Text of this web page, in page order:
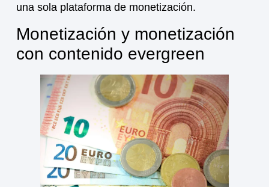
una sola plataforma de monetización.
Monetización y monetización
con contenido evergreen